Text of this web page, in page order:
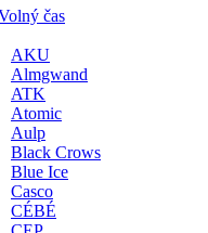
čas
AKU
Almgwand
ATK
Atomic
Aulp
Black Crows
Blue Ice
Casco
CÉBÉ